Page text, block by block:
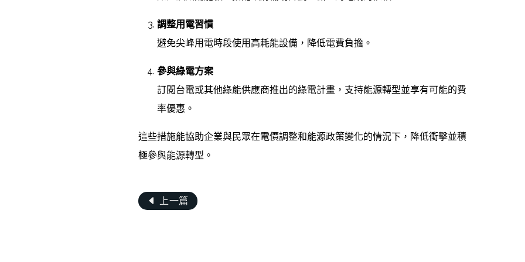
調整用電習慣
避免尖峰用電時段使用高耗能設備，降低電費負擔。
參與綠電方案
訂閱台電或其他綠能供應商推出的綠電計畫，支持能源轉型並享有可能的費
率優惠。
這些措施能協助企業與民眾在電價調整和能源政策變化的情況下，降低衝擊並積
極參與能源轉型。
上一篇